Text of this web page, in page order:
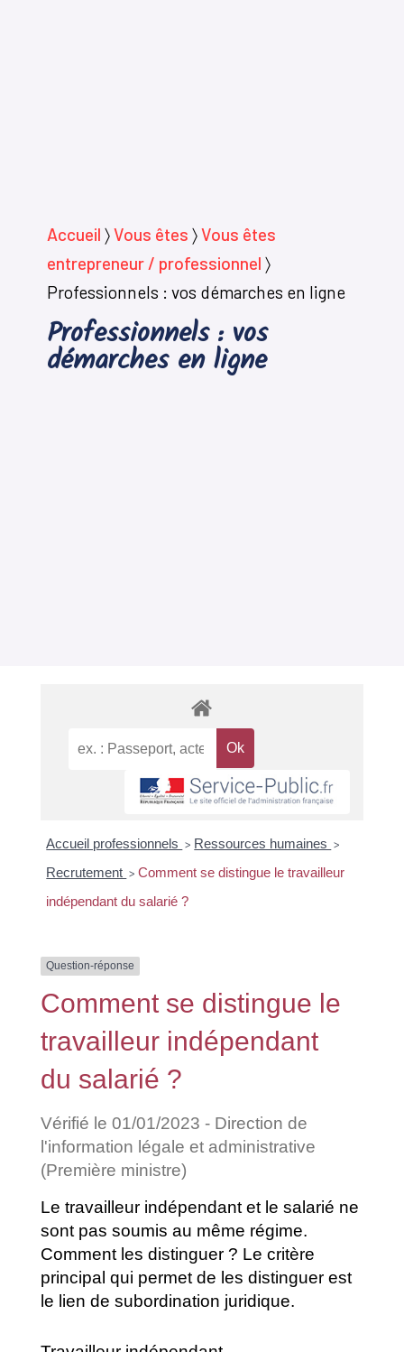
Accueil 〉Vous êtes 〉Vous êtes
entrepreneur / professionnel 〉
Professionnels : vos démarches en ligne
Professionnels : vos
démarches en ligne
Accueil professionnels > Ressources humaines >
Recrutement > Comment se distingue le travailleur
indépendant du salarié ?
Question-réponse
Comment se distingue le
travailleur indépendant
du salarié ?
Vérifié le 01/01/2023 - Direction de
l'information légale et administrative
(Première ministre)
Le travailleur indépendant et le salarié ne
sont pas soumis au même régime.
Comment les distinguer ? Le critère
principal qui permet de les distinguer est
le lien de subordination juridique.